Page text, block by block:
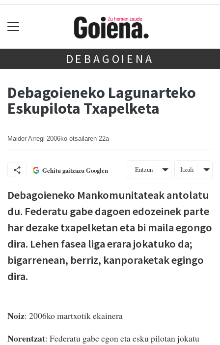
DEBAGOIENA
Debagoieneko Lagunarteko
Eskupilota Txapelketa
Maider Arregi 2006ko otsailaren 22a
Gehitu gaitzazu Googlen Entzun Itzuli
Debagoieneko Mankomunitateak antolatu
du. Federatu gabe dagoen edozeinek parte
har dezake txapelketan eta bi maila egongo
dira. Lehen fasea liga erara jokatuko da;
bigarrenean, berriz, kanporaketak egingo
dira.
Noiz: 2006ko martxotik ekainera
Norentzat: Federatu gabe egon eta esku pilotan jokatu